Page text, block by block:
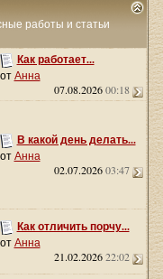
работы и статьи
Как работает...
отАнна
07.08.202600:18
В какой день делать...
отАнна
02.07.202603:47
Как отличить порчу...
отАнна
21.02.202622:02